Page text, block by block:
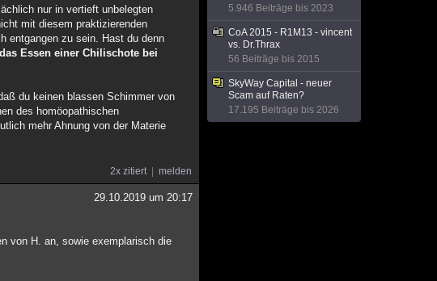
nur in vertieft unbelegten
mit diesem praktizierenden
entgangen zu sein. Hast du denn
Essen einer Chilischote bei
du keinen blassen Schimmer von
des homöopathischen
mehr Ahnung von der Materie
2x zitiert melden
29.10.2019 um 20:17
von H. an, sowie exemplarisch die
5.946 Beiträge bis 2023
CoA 2015 - R1M13 - vincent
vs. Dr.Thrax
56 Beiträge bis 2015
SkyWay Capital - neuer
Scam auf Raten?
17.195 Beiträge bis 2026